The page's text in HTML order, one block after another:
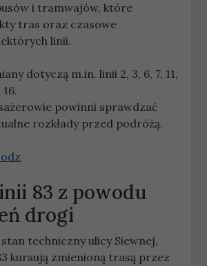
i tramwajów, które
tras oraz czasowe
linii.
dotyczą m.in. linii 2, 3, 6, 7, 11,
16.
powinni sprawdzać
rozkłady przed podróżą.
83 z powodu
drogi
stan techniczny ulicy Siewnej,
kursują zmienioną trasą przez